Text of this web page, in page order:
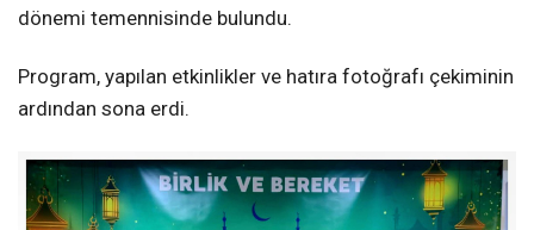
dönemi temennisinde bulundu.
Program, yapılan etkinlikler ve hatıra fotoğrafı çekiminin
ardından sona erdi.